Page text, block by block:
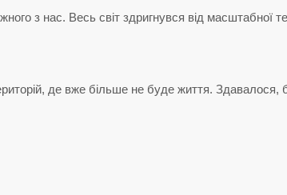
з нас. Весь світ здригнувся від масштабної
де вже більше не буде життя. Здавалося,